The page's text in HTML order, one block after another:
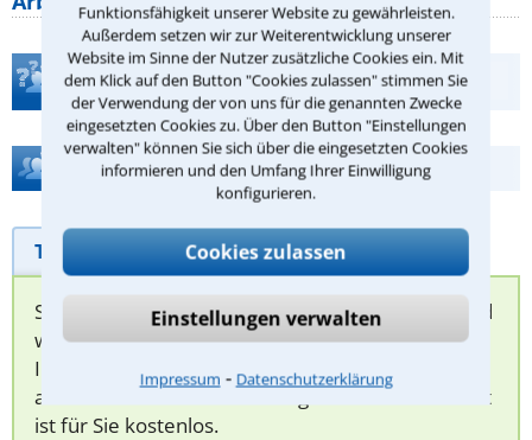
Funktionsfähigkeit unserer Website zu gewährleisten.
Außerdem setzen wir zur Weiterentwicklung unserer
Website im Sinne der Nutzer zusätzliche Cookies ein. Mit
dem Klick auf den Button "Cookies zulassen" stimmen Sie
der Verwendung der von uns für die genannten Zwecke
eingesetzten Cookies zu. Über den Button "Einstellungen
verwalten" können Sie sich über die eingesetzten Cookies
informieren und den Umfang Ihrer Einwilligung
konfigurieren.
Cookies zulassen
Einstellungen verwalten
Impressum ⁃ Datenschutzerklärung
Teste Dein Rechtswissen
Hilfe bei Ihrer Anwaltsuche?
Telefonhilfe Beratungsanfrage
Sie können hier Ihren Fall schildern. Anschließend
werden sich spezialisierte Rechtsanwälte bei
Ihnen melden, um das weitere Vorgehen
abzuklären. Die Rückmeldung durch einen Anwalt
ist für Sie kostenlos.